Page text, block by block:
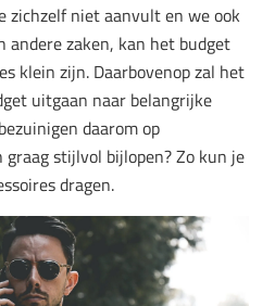
zichzelf niet aanvult en we ook
andere zaken, kan het budget
klein zijn. Daarbovenop zal het
uitgaan naar belangrijke
daarom op
graag stijlvol bijlopen? Zo kun je
dragen.